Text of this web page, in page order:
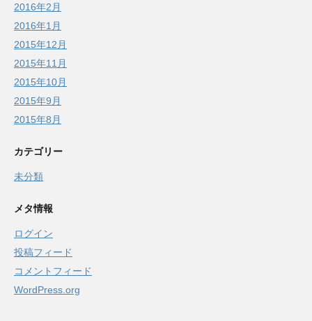
2016年2月
2016年1月
2015年12月
2015年11月
2015年10月
2015年9月
2015年8月
カテゴリー
未分類
メタ情報
ログイン
投稿フィード
コメントフィード
WordPress.org